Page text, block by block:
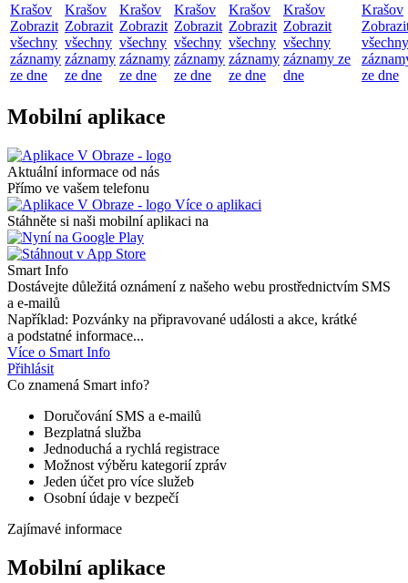
Krašov
Zobrazit
všechny
záznamy
ze dne
Krašov
Zobrazit
všechny
záznamy
ze dne
Krašov
Zobrazit
všechny
záznamy
ze dne
Krašov
Zobrazit
všechny
záznamy
ze dne
Krašov
Zobrazit
všechny
záznamy
ze dne
Krašov
Zobrazit
všechny
záznamy ze
dne
Krašov
všechny
ze dne
Mobilní aplikace
Aktuální informace od nás
Přímo ve vašem telefonu
Více o aplikaci
Stáhněte si naši mobilní aplikaci na
Smart Info
Dostávejte důležitá oznámení z našeho webu prostřednictvím SMS
a e-mailů
Například: Pozvánky na připravované události a akce, krátké
a podstatné informace...
Více o Smart Info
Přihlásit
Co znamená Smart info?
Doručování SMS a e-mailů
Bezplatná služba
Jednoduchá a rychlá registrace
Možnost výběru kategorií zpráv
Jeden účet pro více služeb
Osobní údaje v bezpečí
Zajímavé informace
Mobilní aplikace